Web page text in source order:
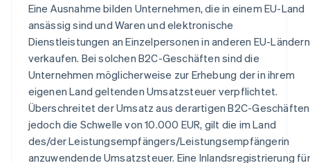
Eine Ausnahme bilden Unternehmen, die in einem EU-Land
ansässig sind und Waren und elektronische
Dienstleistungen an Einzelpersonen in anderen EU-Ländern
verkaufen. Bei solchen B2C-Geschäften sind die
Unternehmen möglicherweise zur Erhebung der in ihrem
eigenen Land geltenden Umsatzsteuer verpflichtet.
Überschreitet der Umsatz aus derartigen B2C-Geschäften
jedoch die Schwelle von 10.000 EUR, gilt die im Land
des/der Leistungsempfängers/Leistungsempfängerin
anzuwendende Umsatzsteuer. Eine Inlandsregistrierung für